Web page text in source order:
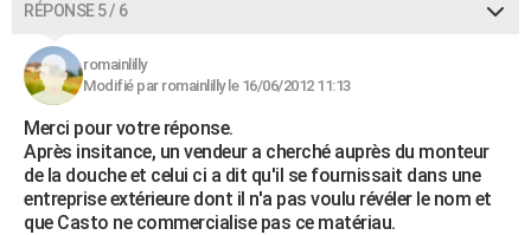
RÉPONSE 5 / 6
romainlilly
Modifié par romainlilly le 16/06/2012 11:13
Merci pour votre réponse.
Après insitance, un vendeur a cherché auprès du monteur
de la douche et celui ci a dit qu'il se fournissait dans une
entreprise extérieure dont il n'a pas voulu révéler le nom et
que Casto ne commercialise pas ce matériau.